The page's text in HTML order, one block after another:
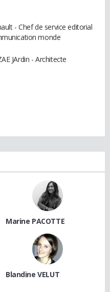
- Chef de service editorial
monde
JArdin - Architecte
Marine PACOTTE
Blandine VELUT